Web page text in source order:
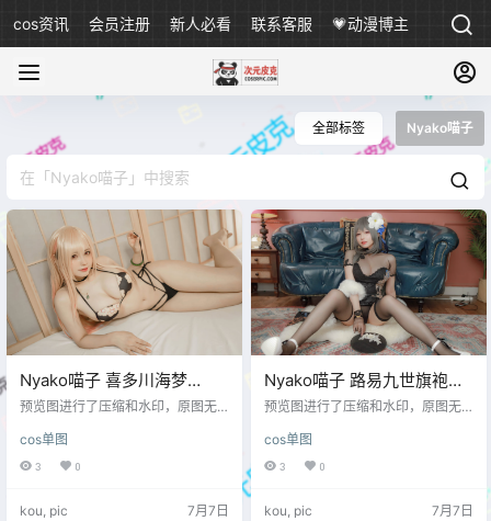
cos资讯 会员注册 新人必看 联系客服 💗动漫博主
全部标签 Nyako喵子
Nyako喵子 喜多川海梦
[49P-217M]
预览图进行了压缩和水印，原图无
cos单图
3 0
kou, pic 7月7日
Nyako喵子 路易九世旗袍
[48P-248MB]
预览图进行了压缩和水印，原图无
cos单图
3 0
kou, pic 7月7日